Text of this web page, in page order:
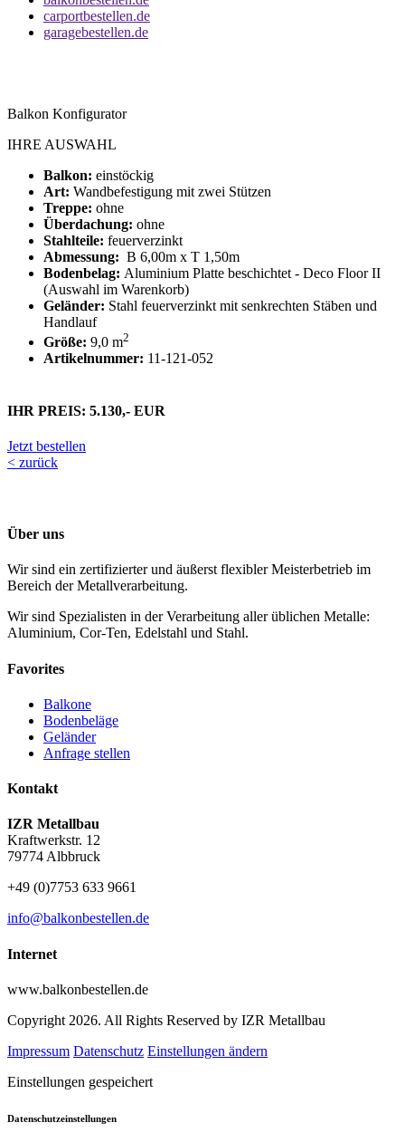
carportbestellen.de
garagebestellen.de
Balkon Konfigurator
IHRE AUSWAHL
Balkon: einstöckig
Art: Wandbefestigung mit zwei Stützen
Treppe: ohne
Überdachung: ohne
Stahlteile: feuerverzinkt
Abmessung: B 6,00m x T 1,50m
Bodenbelag: Aluminium Platte beschichtet - Deco Floor II
(Auswahl im Warenkorb)
Geländer: Stahl feuerverzinkt mit senkrechten Stäben und
Handlauf
Größe: 9,0 m2
Artikelnummer: 11-121-052
IHR PREIS: 5.130,- EUR
Jetzt bestellen
< zurück
Über uns
Wir sind ein zertifizierter und äußerst flexibler Meisterbetrieb im
Bereich der Metallverarbeitung.
Wir sind Spezialisten in der Verarbeitung aller üblichen Metalle:
Aluminium, Cor-Ten, Edelstahl und Stahl.
Favorites
Balkone
Bodenbeläge
Geländer
Anfrage stellen
Kontakt
IZR Metallbau
Kraftwerkstr. 12
79774 Albbruck
+49 (0)7753 633 9661
info@balkonbestellen.de
Internet
www.balkonbestellen.de
Copyright 2026. All Rights Reserved by IZR Metallbau
Impressum Datenschutz Einstellungen ändern
Einstellungen gespeichert
Datenschutzeinstellungen